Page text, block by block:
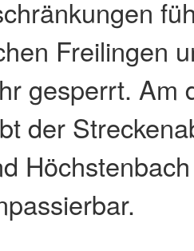
Freilingen
gesperrt. Am
der